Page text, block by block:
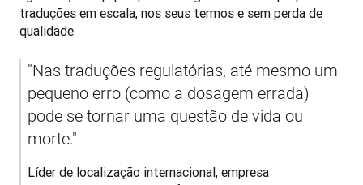
traduções em escala, nos seus termos e sem perda de
qualidade.
"Nas traduções regulatórias, até mesmo um
pequeno erro (como a dosagem errada)
pode se tornar uma questão de vida ou
morte."
Líder de localização internacional, empresa